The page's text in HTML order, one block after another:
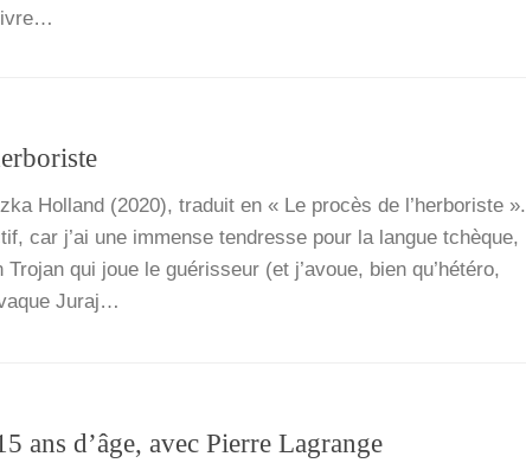
Hol­land (2020), tra­duit en « Le pro­cès de l’her­bo­riste ».
car j’ai une immense ten­dresse pour la langue tchèque,
Tro­jan qui joue le gué­ris­seur (et j’a­voue, bien qu’­hé­té­ro,
Juraj…
ans d’âge, avec Pierre Lagrange